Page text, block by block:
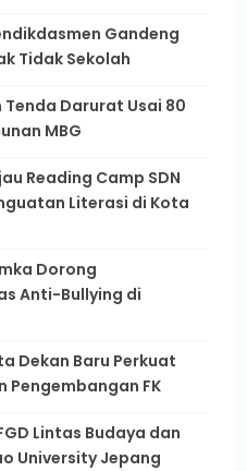
Gandeng
Tidak Sekolah
Tenda Darurat Usai 80
MBG
Reading Camp SDN
Literasi di Kota
Dorong
Anti-Bullying di
Dekan Baru Perkuat
Pengembangan FK
Lintas Budaya dan
University Jepang